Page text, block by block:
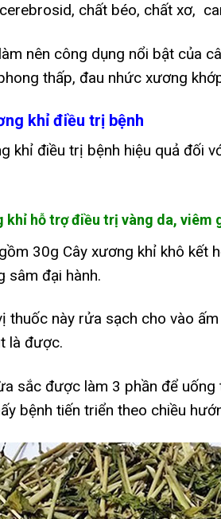
chất béo, chất xơ,
nên công dụng nổi bật của
thấp, đau nhức xương
khỉ điều trị bệnh
khỉ điều trị bệnh hiệu quả đối
khỉ hỗ trợ điều trị vàng da, viêm
30g Cây xương khỉ khô kết
sâm đại hành.
thuốc này rửa sạch cho vào
là được.
sắc được làm 3 phần để
bệnh tiến triển theo chiều